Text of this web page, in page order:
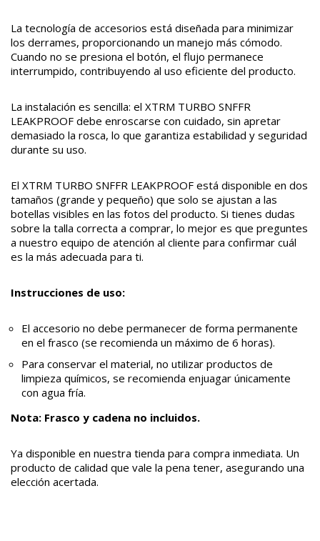
La tecnología de accesorios está diseñada para minimizar
los derrames, proporcionando un manejo más cómodo.
Cuando no se presiona el botón, el flujo permanece
interrumpido, contribuyendo al uso eficiente del producto.
La instalación es sencilla: el XTRM TURBO SNFFR
LEAKPROOF debe enroscarse con cuidado, sin apretar
demasiado la rosca, lo que garantiza estabilidad y seguridad
durante su uso.
El XTRM TURBO SNFFR LEAKPROOF está disponible en dos
tamaños (grande y pequeño) que solo se ajustan a las
botellas visibles en las fotos del producto. Si tienes dudas
sobre la talla correcta a comprar, lo mejor es que preguntes
a nuestro equipo de atención al cliente para confirmar cuál
es la más adecuada para ti.
Instrucciones de uso:
El accesorio no debe permanecer de forma permanente
en el frasco (se recomienda un máximo de 6 horas).
Para conservar el material, no utilizar productos de
limpieza químicos, se recomienda enjuagar únicamente
con agua fría.
Nota: Frasco y cadena no incluidos.
Ya disponible en nuestra tienda para compra inmediata. Un
producto de calidad que vale la pena tener, asegurando una
elección acertada.